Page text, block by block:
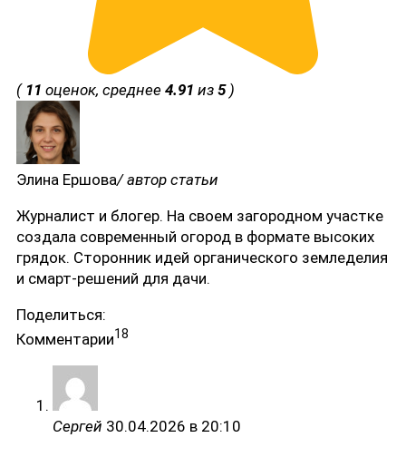
( 11 оценок, среднее 4.91 из 5)
Элина Ершова/ автор статьи
Журналист и блогер. На своем загородном участке
создала современный огород в формате высоких
грядок. Сторонник идей органического земледелия
и смарт-решений для дачи.
Поделиться:
Комментарии18
Сергей 30.04.2026 в 20:10